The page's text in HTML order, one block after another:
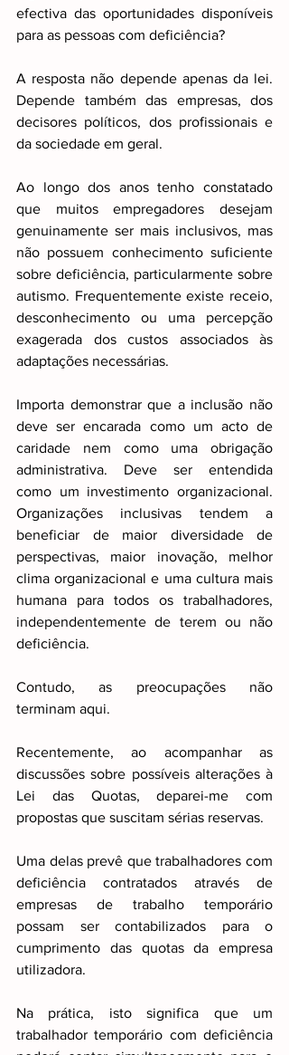
efectiva das oportunidades disponíveis
para as pessoas com deficiência?
A resposta não depende apenas da lei.
Depende também das empresas, dos
decisores políticos, dos profissionais e
da sociedade em geral.
Ao longo dos anos tenho constatado
que muitos empregadores desejam
genuinamente ser mais inclusivos, mas
não possuem conhecimento suficiente
sobre deficiência, particularmente sobre
autismo. Frequentemente existe receio,
desconhecimento ou uma percepção
exagerada dos custos associados às
adaptações necessárias.
Importa demonstrar que a inclusão não
deve ser encarada como um acto de
caridade nem como uma obrigação
administrativa. Deve ser entendida
como um investimento organizacional.
Organizações inclusivas tendem a
beneficiar de maior diversidade de
perspectivas, maior inovação, melhor
clima organizacional e uma cultura mais
humana para todos os trabalhadores,
independentemente de terem ou não
deficiência.
Contudo, as preocupações não
terminam aqui.
Recentemente, ao acompanhar as
discussões sobre possíveis alterações à
Lei das Quotas, deparei-me com
propostas que suscitam sérias reservas.
Uma delas prevê que trabalhadores com
deficiência contratados através de
empresas de trabalho temporário
possam ser contabilizados para o
cumprimento das quotas da empresa
utilizadora.
Na prática, isto significa que um
trabalhador temporário com deficiência